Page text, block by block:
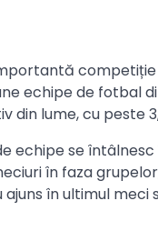
echipe de fotbal
lume, cu peste
echipe se
în faza
în ultimul